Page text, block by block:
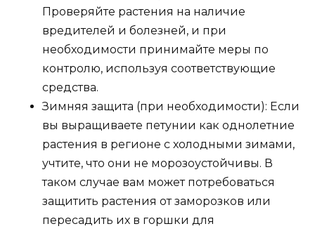
Проверяйте растения на наличие
вредителей и болезней, и при
необходимости принимайте меры по
контролю, используя соответствующие
средства.
Зимняя защита (при необходимости): Если
вы выращиваете петунии как однолетние
растения в регионе с холодными зимами,
учтите, что они не морозоустойчивы. В
таком случае вам может потребоваться
защитить растения от заморозков или
пересадить их в горшки для